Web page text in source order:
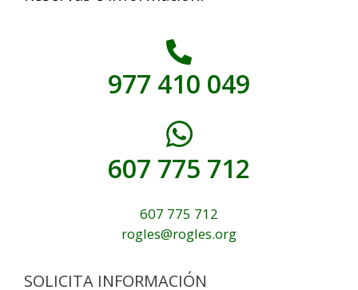
977 410 049
607 775 712
607 775 712
rogles@rogles.org
SOLICITA INFORMACIÓN